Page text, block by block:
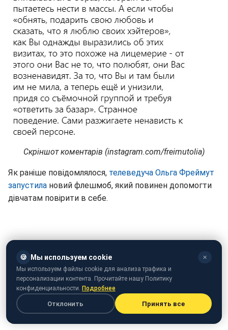
Скріншот коментарів (instagram.com/freimutolia)
Як раніше повідомлялося, телеведуча Ольга Фреймут
запустила новий флешмоб, який повинен допомогти
дівчатам повірити в себе.
🍪 Мы используем cookie ✕
Мы используем файлы cookie для анализа трафика и
персонализации контента. Прочитайте нашу Политику
конфиденциальности. Подробнее
Отклонить Принять все